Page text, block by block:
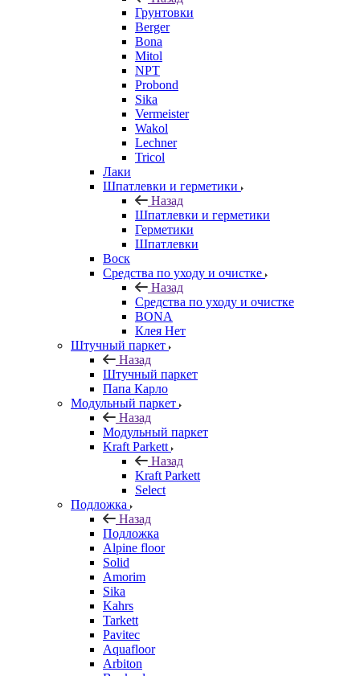
Грунтовки
Berger
Bona
Mitol
NPT
Probond
Sika
Vermeister
Wakol
Lechner
Tricol
Лаки
Шпатлевки и герметики
Назад
Шпатлевки и герметики
Герметики
Шпатлевки
Воск
Средства по уходу и очистке
Назад
Средства по уходу и очистке
BONA
Клея Нет
Штучный паркет
Назад
Штучный паркет
Папа Карло
Модульный паркет
Назад
Модульный паркет
Kraft Parkett
Назад
Kraft Parkett
Select
Подложка
Назад
Подложка
Alpine floor
Solid
Amorim
Sika
Kahrs
Tarkett
Pavitec
Aquafloor
Arbiton